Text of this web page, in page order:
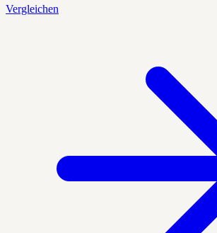
Vergleichen